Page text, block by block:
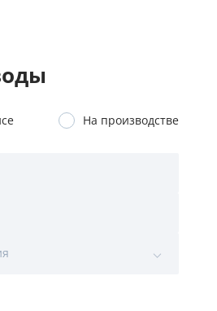
На производстве